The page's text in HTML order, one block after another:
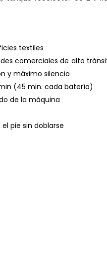
textiles
comerciales de alto
y máximo silencio
(45 min. cada batería)
de la máquina
pie sin doblarse